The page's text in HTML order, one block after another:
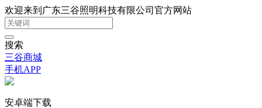
欢迎来到广东三谷照明科技有限公司官方网站
搜索
三谷商城
手机APP
安卓端下载